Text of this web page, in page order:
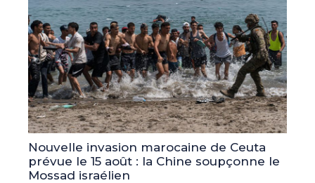
Nouvelle invasion marocaine de Ceuta
prévue le 15 août : la Chine soupçonne le
Mossad israélien